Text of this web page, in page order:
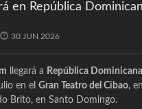
en República
30 JUN 2026
llegará a República Dominicana
en el Gran Teatro del Cibao,
Brito, en Santo Domingo.